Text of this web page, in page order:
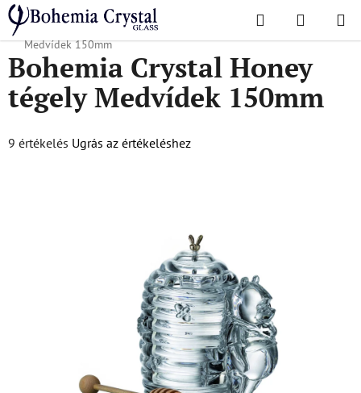
Ugrás
fő
tartalomhoz
Keresés KOSÁR
Kezdőlap
/ Kiegészítők Mézesüvegek
Bohemia Crystal Honey tégely
Medvídek 150mm
Bohemia Crystal Honey
tégely Medvídek 150mm
A
9 értékelés Ugrás az értékeléshez